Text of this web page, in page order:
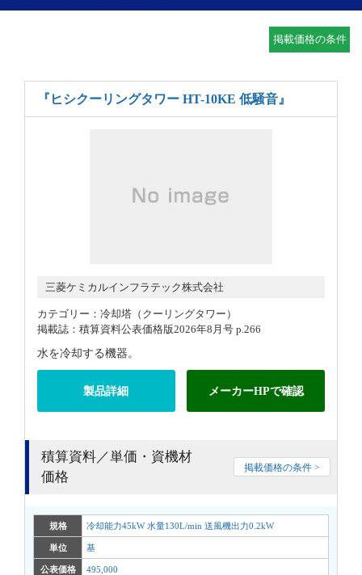
掲載価格の条件
『ヒシクーリングタワー HT-10KE 低騒音』
三菱ケミカルインフラテック株式会社
カテゴリー：冷却塔（クーリングタワー）
掲載誌：積算資料公表価格版2026年8月号 p.266
水を冷却する機器。
製品詳細 メーカーHPで確認
積算資料／単価・資機材
価格
掲載価格の条件 >
規格 冷却能力45kW 水量130L/min 送風機出力0.2kW
単位 基
公表価格 495,000